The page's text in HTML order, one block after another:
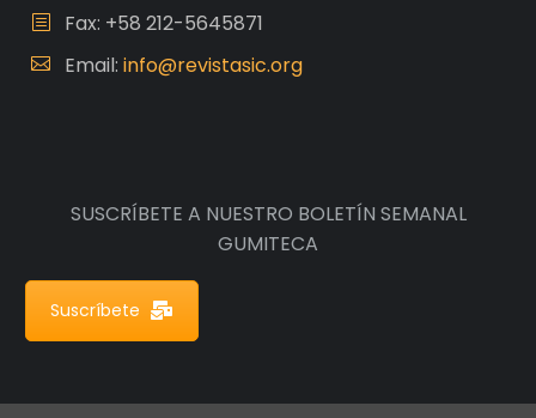
Fax: +58 212-5645871
Email: info@revistasic.org
SUSCRÍBETE A NUESTRO BOLETÍN SEMANAL
GUMITECA
Suscríbete